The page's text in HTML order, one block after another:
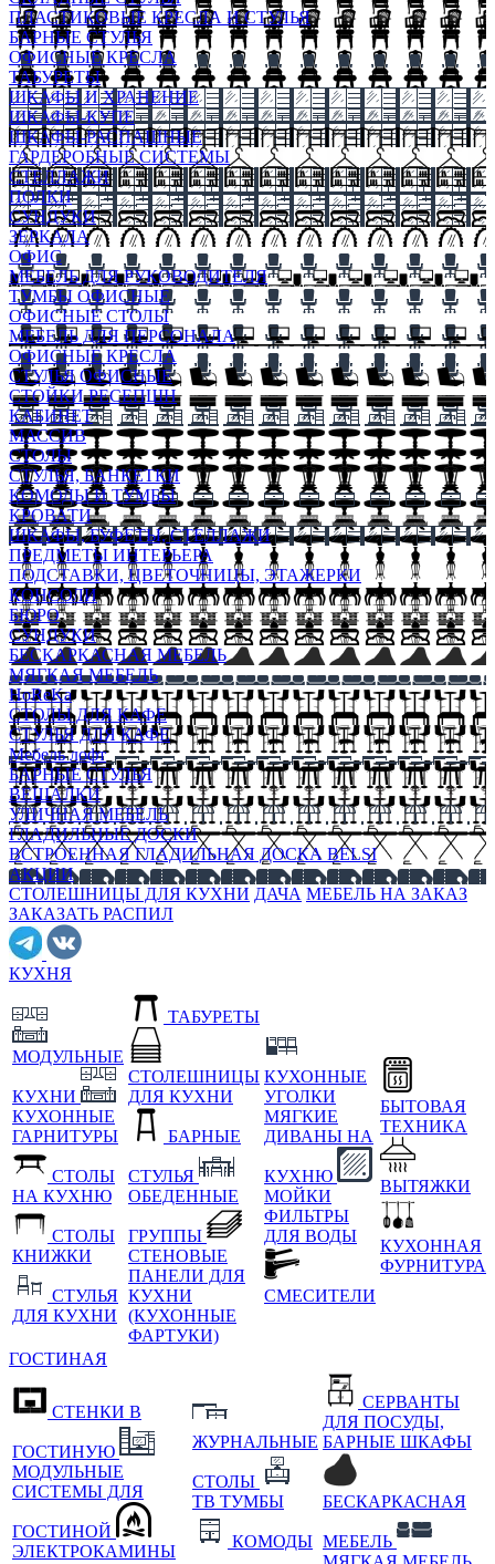
ПЛАСТИКОВЫЕ КРЕСЛА И СТУЛЬЯ
БАРНЫЕ СТУЛЬЯ
ОФИСНЫЕ КРЕСЛА
ТАБУРЕТЫ
ШКАФЫ И ХРАНЕНИЕ
ШКАФЫ-КУПЕ
ШКАФЫ-РАСПАШНЫЕ
ГАРДЕРОБНЫЕ СИСТЕМЫ
СТЕЛЛАЖИ
ПОЛКИ
СУНДУКИ
ЗЕРКАЛА
ОФИС
МЕБЕЛЬ ДЛЯ РУКОВОДИТЕЛЯ
ТУМБЫ ОФИСНЫЕ
ОФИСНЫЕ СТОЛЫ
МЕБЕЛЬ ДЛЯ ПЕРСОНАЛА
ОФИСНЫЕ КРЕСЛА
СТУЛЬЯ ОФИСНЫЕ
СТОЙКИ РЕСЕПШН
КАБИНЕТ
МАССИВ
СТОЛЫ
СТУЛЬЯ, БАНКЕТКИ
КОМОДЫ И ТУМБЫ
КРОВАТИ
ШКАФЫ, БУФЕТЫ, СТЕЛЛАЖИ
ПРЕДМЕТЫ ИНТЕРЬЕРА
ПОДСТАВКИ, ЦВЕТОЧНИЦЫ, ЭТАЖЕРКИ
КОНСОЛИ
БЮРО
СУНДУКИ
БЕСКАРКАСНАЯ МЕБЕЛЬ
МЯГКАЯ МЕБЕЛЬ
HoReKa
СТОЛЫ ДЛЯ КАФЕ
СТУЛЬЯ ДЛЯ КАФЕ
Мебель лофт
БАРНЫЕ СТУЛЬЯ
ВЕШАЛКИ
УЛИЧНАЯ МЕБЕЛЬ
ГЛАДИЛЬНЫЕ ДОСКИ
ВСТРОЕННАЯ ГЛАДИЛЬНАЯ ДОСКА BELSI
АКЦИИ
СТОЛЕШНИЦЫ ДЛЯ КУХНИ ДАЧА МЕБЕЛЬ НА ЗАКАЗ
ЗАКАЗАТЬ РАСПИЛ
КУХНЯ
МОДУЛЬНЫЕ
КУХНИ
КУХОННЫЕ
ГАРНИТУРЫ
СТОЛЫ
НА КУХНЮ
СТОЛЫ
КНИЖКИ
СТУЛЬЯ
ДЛЯ КУХНИ
ТАБУРЕТЫ
СТОЛЕШНИЦЫ
ДЛЯ КУХНИ
БАРНЫЕ
СТУЛЬЯ
ОБЕДЕННЫЕ
ГРУППЫ
СТЕНОВЫЕ
ПАНЕЛИ ДЛЯ
КУХНИ
(КУХОННЫЕ
ФАРТУКИ)
КУХОННЫЕ
УГОЛКИ
МЯГКИЕ
ДИВАНЫ НА
КУХНЮ
МОЙКИ
ФИЛЬТРЫ
ДЛЯ ВОДЫ
СМЕСИТЕЛИ
БЫТОВАЯ
ТЕХНИКА
ВЫТЯЖКИ
КУХОННАЯ
ФУРНИТУРА
ГОСТИНАЯ
СТЕНКИ В
ГОСТИНУЮ
МОДУЛЬНЫЕ
СИСТЕМЫ ДЛЯ
ГОСТИНОЙ
ЭЛЕКТРОКАМИНЫ
ЖУРНАЛЬНЫЕ
СТОЛЫ
ТВ ТУМБЫ
КОМОДЫ
СЕРВАНТЫ
ДЛЯ ПОСУДЫ,
БАРНЫЕ ШКАФЫ
БЕСКАРКАСНАЯ
МЕБЕЛЬ